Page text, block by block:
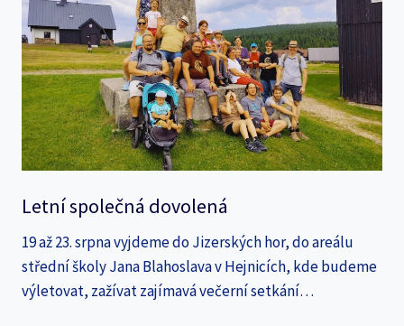
Letní společná dovolená
19 až 23. srpna vyjdeme do Jizerských hor, do areálu
střední školy Jana Blahoslava v Hejnicích, kde budeme
výletovat, zažívat zajímavá večerní setkání…